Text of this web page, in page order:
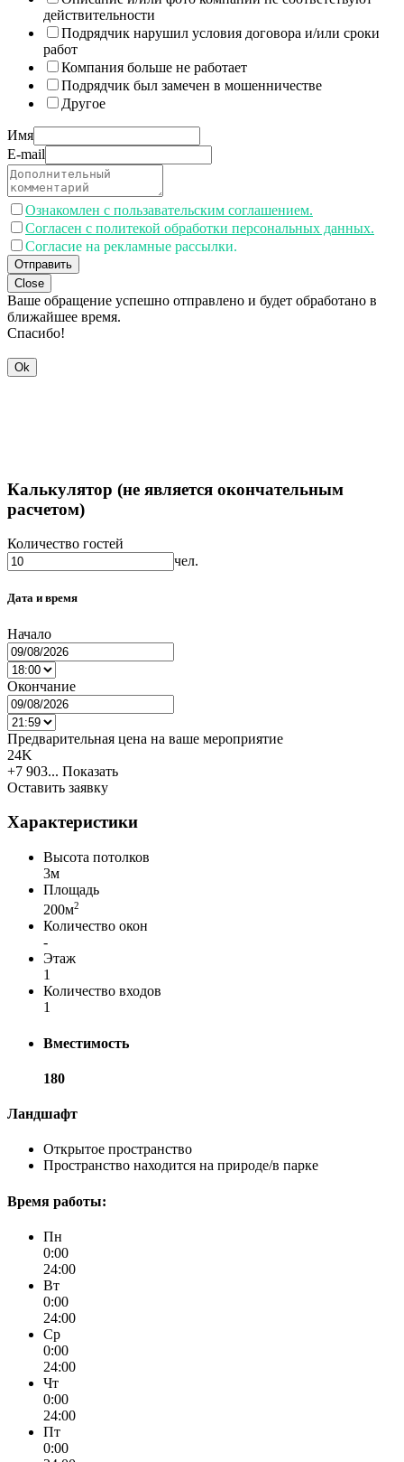
действительности
Подрядчик нарушил условия договора и/или сроки
работ
Компания больше не работает
Подрядчик был замечен в мошенничестве
Другое
Имя
E-mail
Ознакомлен с пользавательским соглашением.
Согласен с политекой обработки персональных данных.
Согласие на рекламные рассылки.
Отправить
Close
Ваше обращение успешно отправлено и будет обработано в
ближайшее время.
Спасибо!
Ok
Калькулятор (не является окончательным
расчетом)
Количество гостей
чел.
Дата и время
Начало
Окончание
Предварительная цена на ваше мероприятие
24K
+7 903... Показать
Оставить заявку
Характеристики
Высота потолков
3м
Площадь
200м2
Количество окон
-
Этаж
1
Количество входов
1
Вместимость
180
Ландшафт
Открытое пространство
Пространство находится на природе/в парке
Время работы:
Пн
0:00
24:00
Вт
0:00
24:00
Ср
0:00
24:00
Чт
0:00
24:00
Пт
0:00